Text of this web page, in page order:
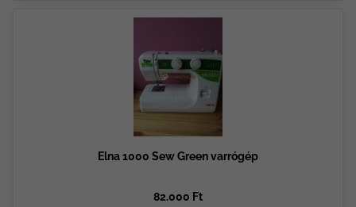
Elna 1000 Sew Green varrógép
82.000 Ft